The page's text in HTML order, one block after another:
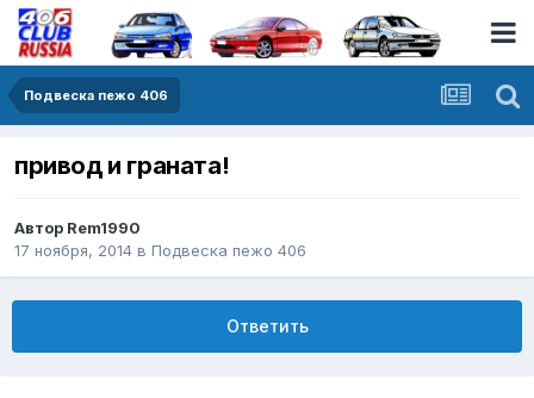
Подвеска пежо 406
привод и граната!
Автор Rem1990
17 ноября, 2014 в Подвеска пежо 406
Ответить